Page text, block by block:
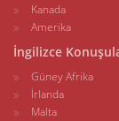
Kanada
Amerika
İngilizce
Güney Afrika
İrlanda
Malta